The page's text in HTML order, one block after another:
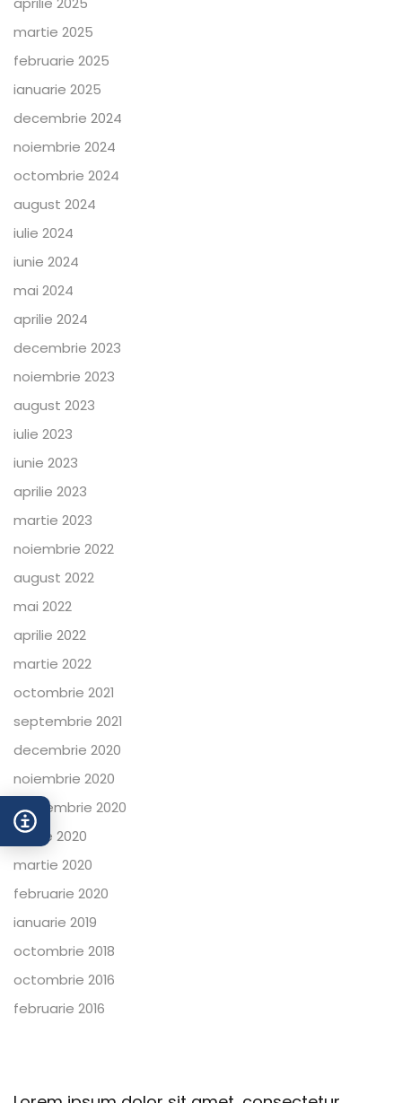
martie 2025
februarie 2025
ianuarie 2025
decembrie 2024
noiembrie 2024
octombrie 2024
august 2024
iulie 2024
iunie 2024
mai 2024
aprilie 2024
decembrie 2023
noiembrie 2023
august 2023
iulie 2023
iunie 2023
aprilie 2023
martie 2023
noiembrie 2022
august 2022
mai 2022
aprilie 2022
martie 2022
octombrie 2021
septembrie 2021
decembrie 2020
noiembrie 2020
septembrie 2020
aprilie 2020
martie 2020
februarie 2020
ianuarie 2019
octombrie 2018
octombrie 2016
februarie 2016